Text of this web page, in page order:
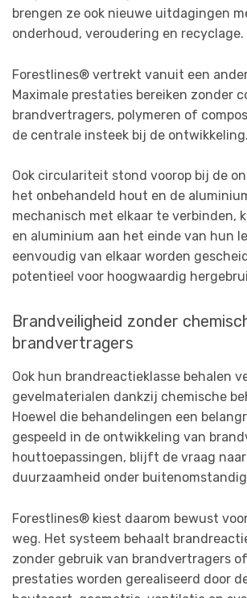
brengen ze ook nieuwe uitdagingen
onderhoud, veroudering en recyclage.
Forestlines® vertrekt vanuit een
Maximale prestaties bereiken zonder
brandvertragers, polymeren of
de centrale insteek bij de ontwikkeling.
Ook circulariteit stond voorop bij de
het onbehandeld hout en de
mechanisch met elkaar te verbinden,
en aluminium aan het einde van hun
eenvoudig van elkaar worden
potentieel voor hoogwaardig
Brandveiligheid zonder
brandvertragers
Ook hun brandreactieklasse behalen
gevelmaterialen dankzij chemische
Hoewel die behandelingen een
gespeeld in de ontwikkeling van
houttoepassingen, blijft de vraag
duurzaamheid onder
Forestlines® kiest daarom bewust
weg. Het systeem behaalt
zonder gebruik van brandvertragers
prestaties worden gerealiseerd door